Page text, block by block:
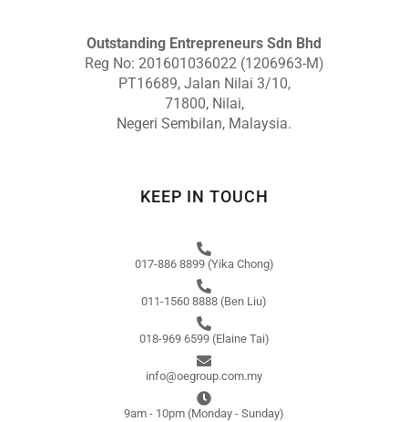
Outstanding Entrepreneurs Sdn Bhd
Reg No: 201601036022 (1206963-M)
PT16689, Jalan Nilai 3/10,
71800, Nilai,
Negeri Sembilan, Malaysia.
KEEP IN TOUCH
017-886 8899 (Yika Chong)
011-1560 8888 (Ben Liu)
018-969 6599 (Elaine Tai)
info@oegroup.com.my
9am - 10pm (Monday - Sunday)